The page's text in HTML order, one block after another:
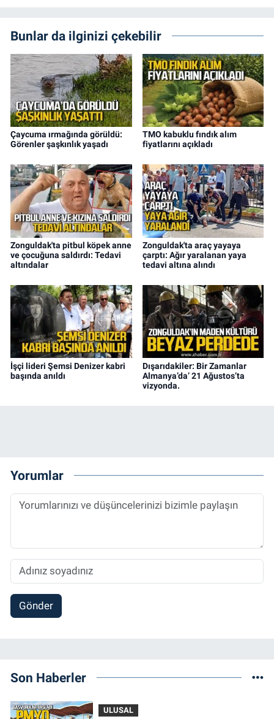
Bunlar da ilginizi çekebilir
Çaycuma ırmağında görüldü:
Görenler şaşkınlık yaşadı
TMO kabuklu fındık alım
fiyatlarını açıkladı
Zonguldak'ta pitbul köpek anne
ve çocuğuna saldırdı: Tedavi
altındalar
Zonguldak'ta araç yayaya
çarptı: Ağır yaralanan yaya
tedavi altına alındı
İşçi lideri Şemsi Denizer kabri
başında anıldı
Dışarıdakiler: Bir Zamanlar
Almanya’da’ 21 Ağustos’ta
vizyonda.
Yorumlar
Gönder
Son Haberler
ULUSAL